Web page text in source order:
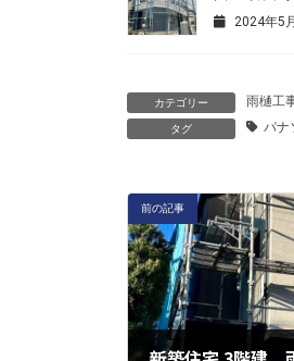
2024年5
カテゴリー 雨樋工
タグ パナ
前の記事